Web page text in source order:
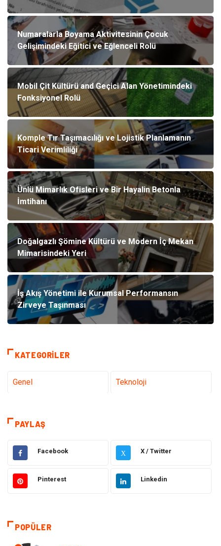
Numaralarla Boyama Aktivitesinin Çocuk
Gelişimindeki Eğitici ve Eğlenceli Rolü
Mobil Çit Kültürü and Geçici Alan Yönetimindeki
Fonksiyonel Rolü
Komple Tır Taşımacılığı ve Lojistik Planlamanın
Ticari Verimliliği
Ünlü Mimarlık Ofisleri ve Bir Hayalin Betonla
İmtihanı
Doğalgazlı Şömine Kültürü ve Modern İç Mekan
Mimarisindeki Yeri
İş Akış Yönetimi ile Kurumsal Performansın
Zirveye Taşınması
KATEGORILER
Genel Teknoloji
Giyim Elektrik & Elektronik
Gıda Hukuk
Seo Teknikleri
PAYLAŞ
Facebook X X / Twitter
Pinterest Linkedin
POPÜLER